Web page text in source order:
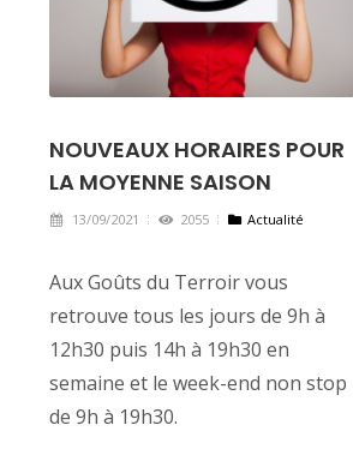
NOUVEAUX HORAIRES POUR
LA MOYENNE SAISON
13/09/2021 2055 Actualité
Aux Goûts du Terroir vous
retrouve tous les jours de 9h à
12h30 puis 14h à 19h30 en
semaine et le week-end non stop
de 9h à 19h30.